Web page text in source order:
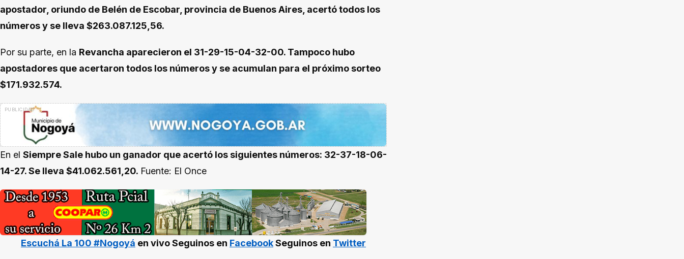
apostador, oriundo de Belén de Escobar, provincia de Buenos Aires, acertó todos los
números y se lleva $263.087.125,56.
Por su parte, en la Revancha aparecieron el 31-29-15-04-32-00. Tampoco hubo
apostadores que acertaron todos los números y se acumulan para el próximo sorteo
$171.932.574.
En el Siempre Sale hubo un ganador que acertó los siguientes números: 32-37-18-06-
14-27. Se lleva $41.062.561,20. Fuente: El Once
Escuchá La 100 #Nogoyá en vivoSeguinos en FacebookSeguinos en Twitter